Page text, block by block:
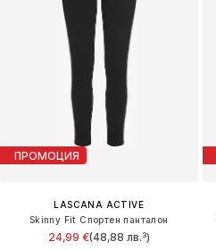
ПРОМОЦИЯ
LASCANA ACTIVE
Skinny Fit Спортен панталон
24,99 €(48,88 лв.³)